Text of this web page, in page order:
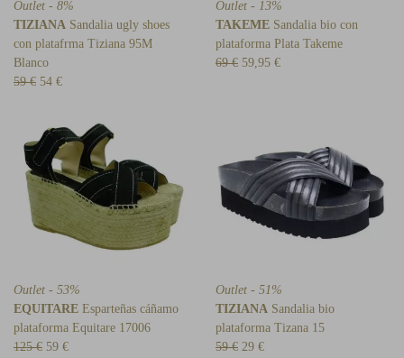
Outlet - 8%
TIZIANA Sandalia ugly shoes
con platafrma Tiziana 95M
Blanco
59 € 54 €
Outlet - 13%
TAKEME Sandalia bio con
plataforma Plata Takeme
69 € 59,95 €
Outlet - 53%
EQUITARE Esparteñas cáñamo
plataforma Equitare 17006
125 € 59 €
Outlet - 51%
TIZIANA Sandalia bio
plataforma Tizana 15
59 € 29 €